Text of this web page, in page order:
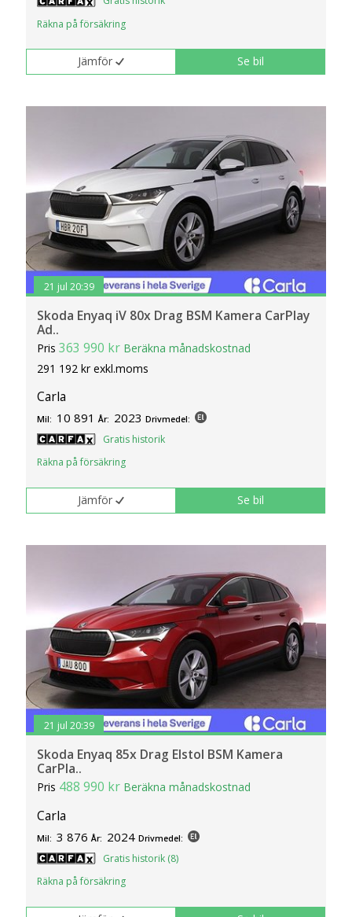
Räkna på försäkring
Jämför Se bil
21 jul 20:39
Skoda Enyaq iV 80x Drag BSM Kamera CarPlay
Ad..
Pris363 990 kr Beräkna månadskostnad
291 192 kr exkl.moms
Carla
Mil: 10 891 År: 2023 Drivmedel:
Gratis historik
Räkna på försäkring
Jämför Se bil
21 jul 20:39
Skoda Enyaq 85x Drag Elstol BSM Kamera
CarPla..
Pris 488 990 kr Beräkna månadskostnad
Carla
Mil: 3 876 År: 2024 Drivmedel:
Gratis historik (8)
Räkna på försäkring